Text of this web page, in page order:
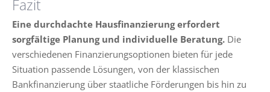
Fazit
Eine durchdachte Hausfinanzierung erfordert
sorgfältige Planung und individuelle Beratung. Die
verschiedenen Finanzierungsoptionen bieten für jede
Situation passende Lösungen, von der klassischen
Bankfinanzierung über staatliche Förderungen bis hin zu